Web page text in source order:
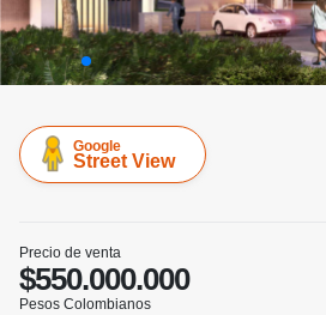
Google
Street View
Precio de venta
$550.000.000
Pesos Colombianos